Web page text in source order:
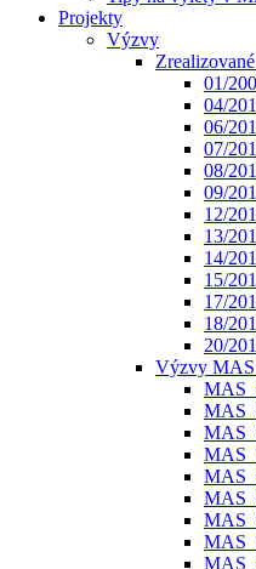
Projekty
Výzvy
01/
04/
06/
07/
08/
09/
12/
13/
14/
15/
17/
18/
20/
Výzvy MAS